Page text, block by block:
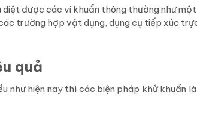
được các vi khuẩn thông thường như một
trường hợp vật dụng, dụng cụ tiếp xúc
quả
như hiện nay thì các biện pháp khử khuẩn